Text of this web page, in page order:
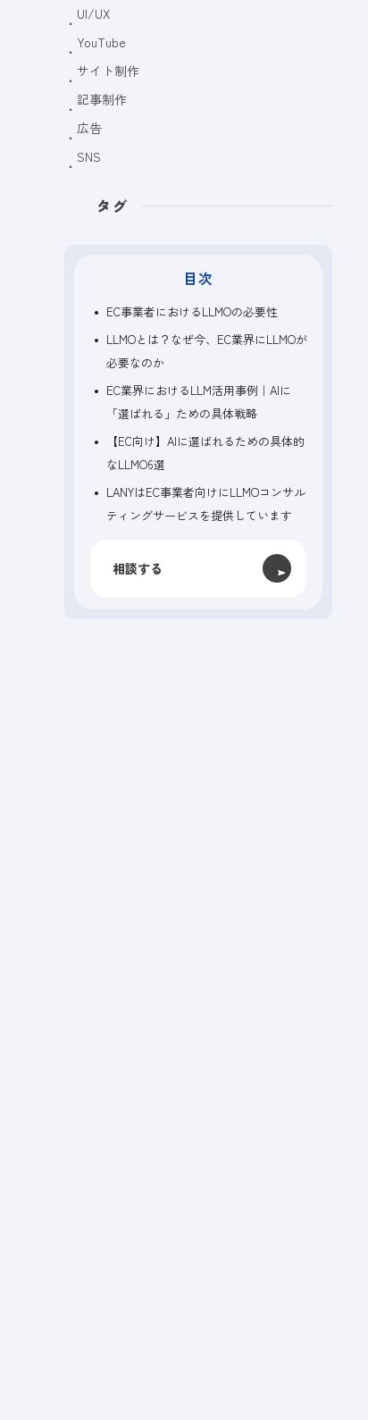
UI/UX
YouTube
サイト制作
記事制作
広告
SNS
タグ
目次
EC事業者におけるLLMOの必要性
LLMOとは？なぜ今、EC業界にLLMOが
必要なのか
EC業界におけるLLM活用事例｜AIに
「選ばれる」ための具体戦略
【EC向け】AIに選ばれるための具体的
なLLMO6選
LANYはEC事業者向けにLLMOコンサル
ティングサービスを提供しています
相談する